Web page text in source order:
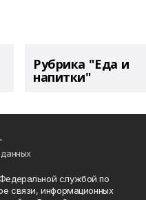
Рубрика "Еда и
напитки"
службой по
связи, информационных